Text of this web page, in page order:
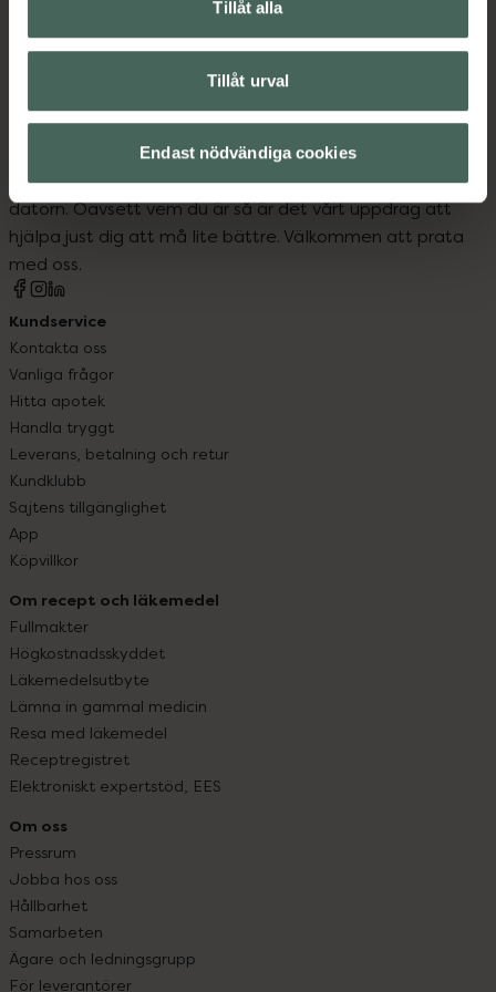
Tillåt alla
Tillåt urval
Endast nödvändiga cookies
Kronans Apotek finns här för dig. Du hittar oss från Skåne i
syd till Lappland i norr, och online i mobilen och på
datorn. Oavsett vem du är så är det vårt uppdrag att
hjälpa just dig att må lite bättre. Välkommen att prata
med oss.
Kundservice
Kontakta oss
Vanliga frågor
Hitta apotek
Handla tryggt
Leverans, betalning och retur
Kundklubb
Sajtens tillgänglighet
App
Köpvillkor
Om recept och läkemedel
Fullmakter
Högkostnadsskyddet
Läkemedelsutbyte
Lämna in gammal medicin
Resa med läkemedel
Receptregistret
Elektroniskt expertstöd, EES
Om oss
Pressrum
Jobba hos oss
Hållbarhet
Samarbeten
Ägare och ledningsgrupp
För leverantörer